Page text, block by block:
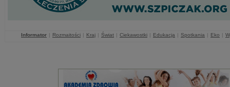
Informator | Rozmaitości | Kraj | Świat | Ciekawostki | Edukacja | Spotkania | Eko |